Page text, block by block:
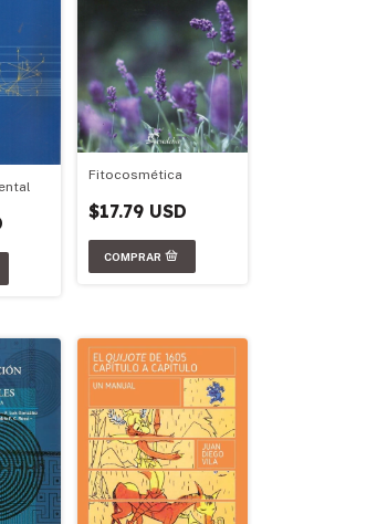
Fitocosmética
$17.79 USD